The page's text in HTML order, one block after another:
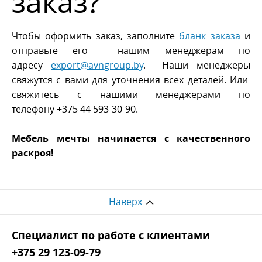
Чтобы оформить заказ, заполните бланк заказа и
отправьте его нашим менеджерам по
адресу export@avngroup.by.
Наши менеджеры
свяжутся с вами для уточнения всех деталей. Или
свяжитесь с нашими менеджерами по
телефону +375 44 593-30-90.
Мебель мечты начинается с качественного
раскроя!
Наверх
Cпециалист по работе с клиентами
+375 29 123-09-79